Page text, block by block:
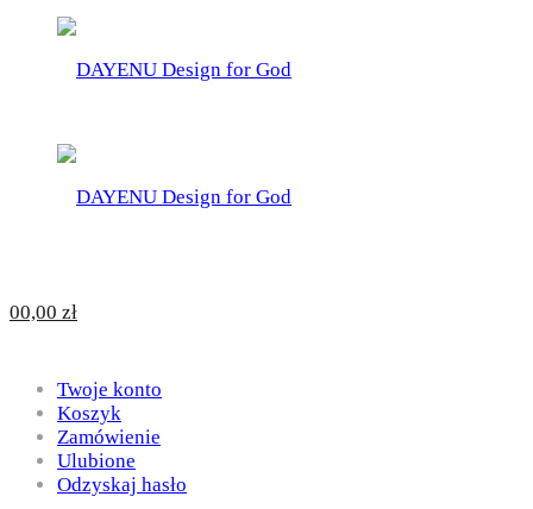
for
God
DAYENU
Design
00,00 zł
Twoje konto
Koszyk
Zamówienie
Ulubione
Odzyskaj hasło